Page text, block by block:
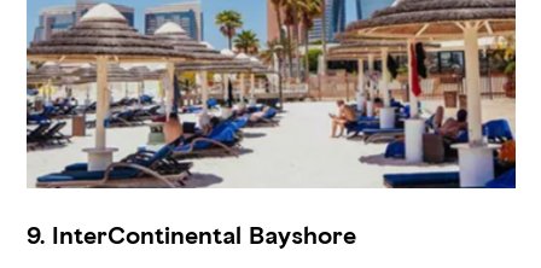
9. InterContinental Bayshore